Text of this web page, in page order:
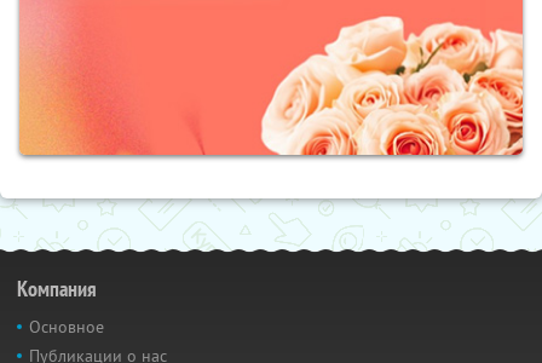
Компания
Основное
Публикации о нас